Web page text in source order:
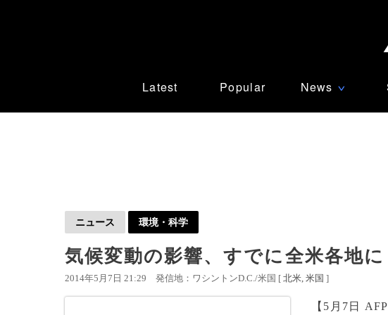
Latest Popular News ∨
ニュース 環境・科学
気候変動の影響、すでに全米各地
2014年5月7日 21:29 発信地：ワシントンD.C./米国 [ 北米 米国 ]
【5月7日